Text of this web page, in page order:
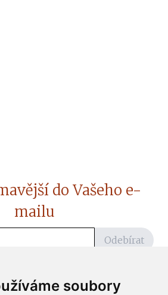
soubory
do Vašeho e-
mailu
Odebírat
důležitých zpráv ze ČtiDoma.cz do mé e-